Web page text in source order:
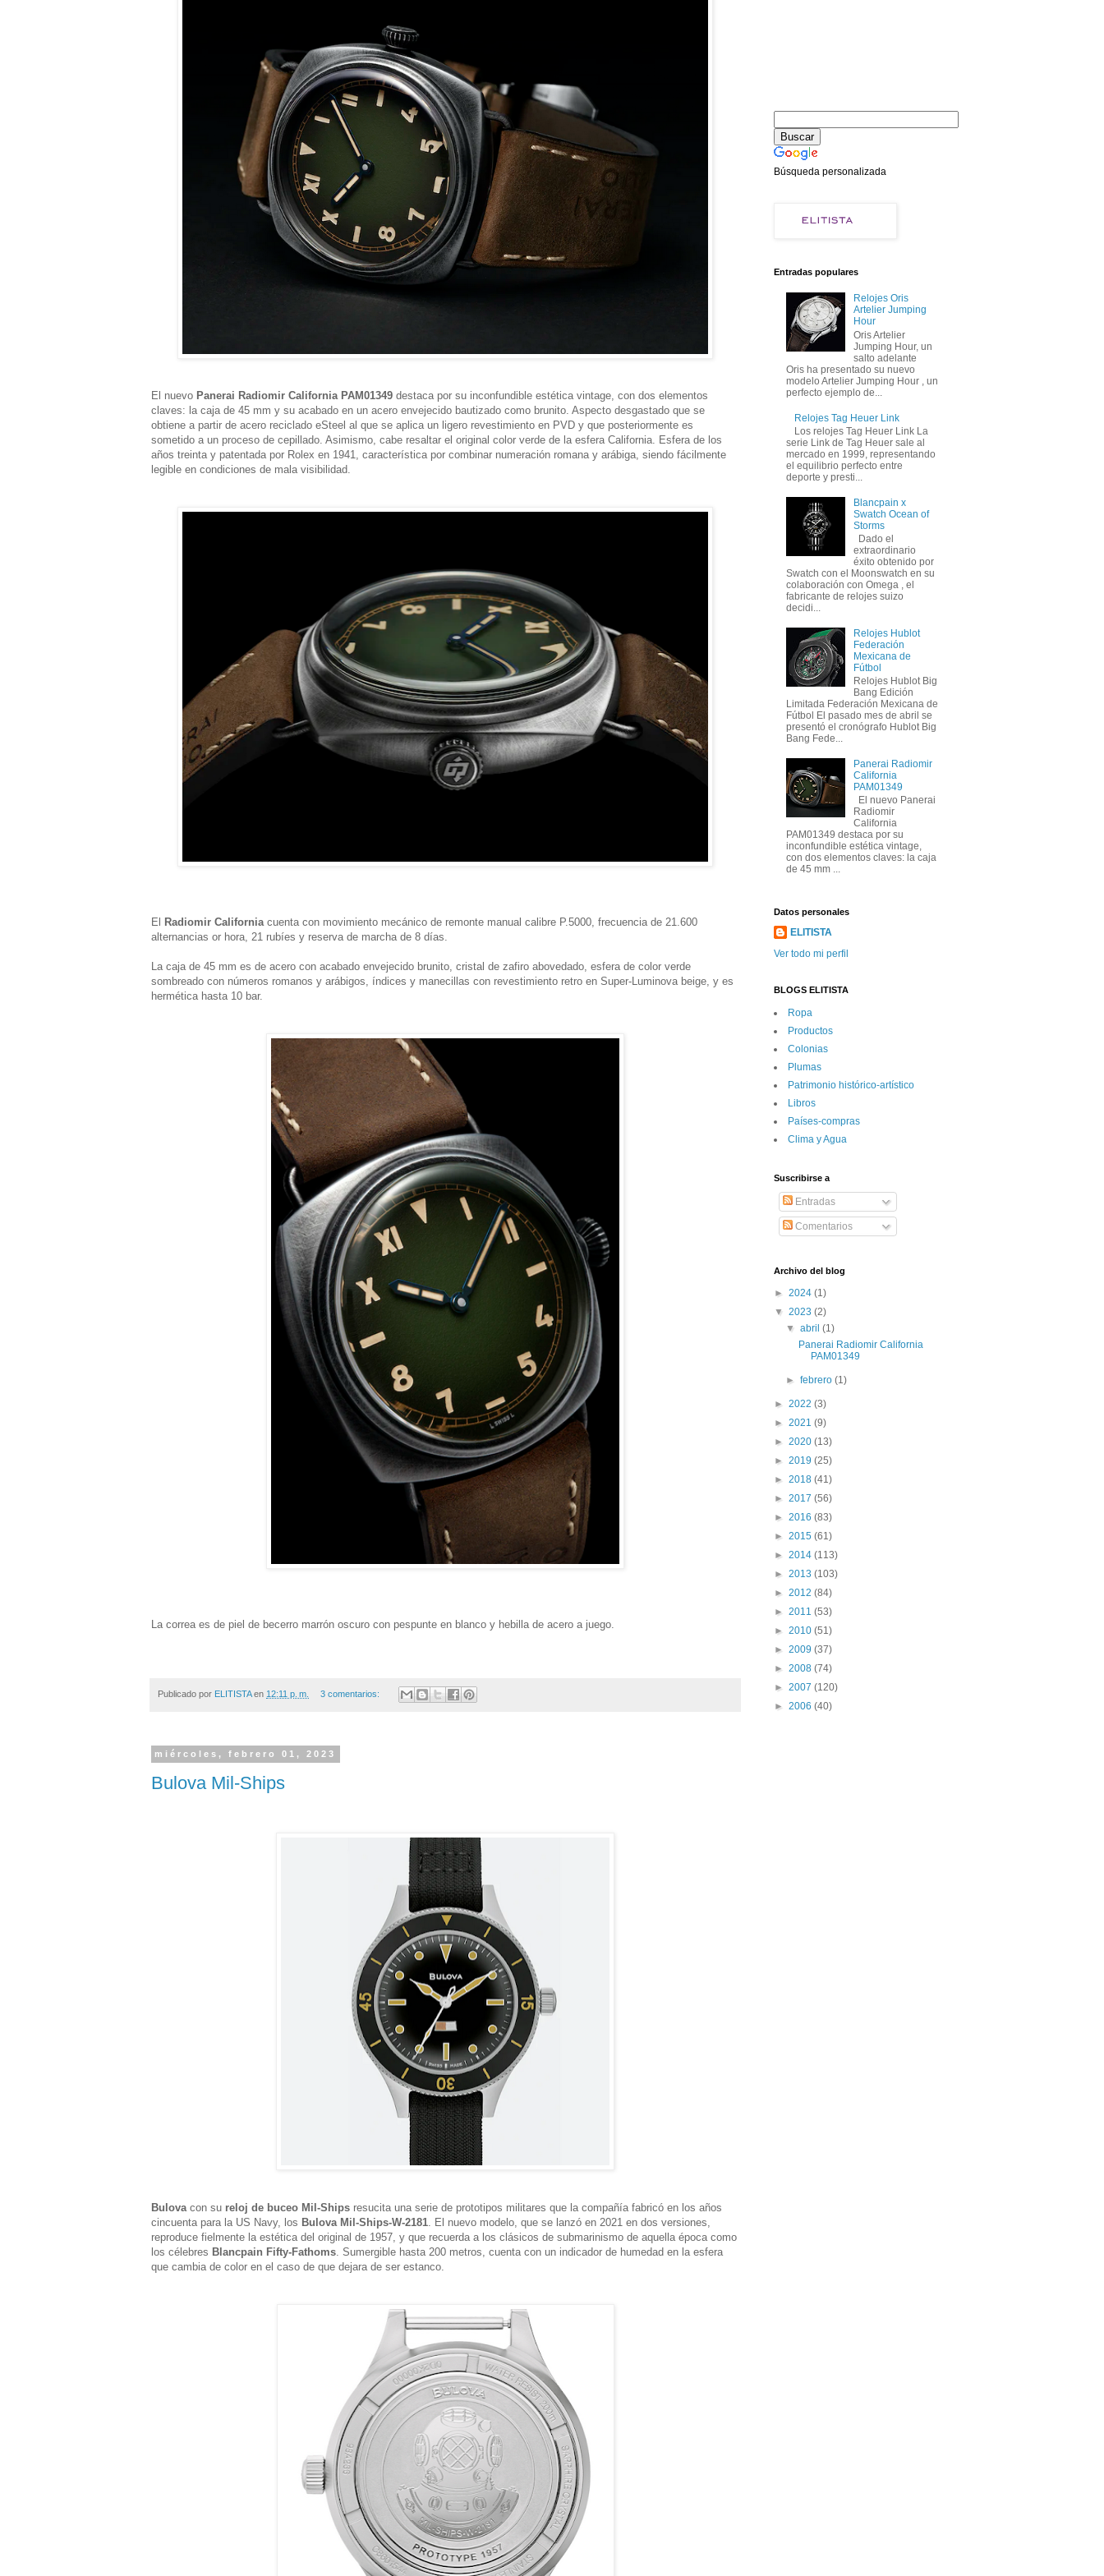
El nuevo Panerai Radiomir California PAM01349 destaca por su inconfundible estética vintage, con dos elementos
claves: la caja de 45 mm y su acabado en un acero envejecido bautizado como brunito. Aspecto desgastado que se
obtiene a partir de acero reciclado eSteel al que se aplica un ligero revestimiento en PVD y que posteriormente es
sometido a un proceso de cepillado. Asimismo, cabe resaltar el original color verde de la esfera California. Esfera de los
años treinta y patentada por Rolex en 1941, característica por combinar numeración romana y arábiga, siendo fácilmente
legible en condiciones de mala visibilidad.
El Radiomir Californiacuenta con movimiento mecánico de remonte manual calibre P.5000, frecuencia de 21.600
alternancias or hora, 21 rubíes y reserva de marcha de 8 días.
La caja de 45 mm es de acero con acabado envejecido brunito, cristal de zafiro abovedado, esfera de color verde
sombreado con números romanos y arábigos, índices y manecillas con revestimiento retro en Super-Luminova beige, y es
hermética hasta 10 bar.
La correa es de piel de becerro marrón oscuro con pespunte en blanco y hebilla de acero a juego.
Publicado por ELITISTA en 12:11 p. m. 3 comentarios:
miércoles, febrero 01, 2023
Bulova Mil-Ships
Bulova con su reloj de buceo Mil-Ships resucita una serie de prototipos militares que la compañía fabricó en los años
cincuenta para la US Navy, los Bulova Mil-Ships-W-2181 . El nuevo modelo, que se lanzó en 2021 en dos versiones,
reproduce fielmente la estética del original de 1957, y que recuerda a los clásicos de submarinismo de aquella época como
los célebres Blancpain Fifty-Fathoms . Sumergible hasta 200 metros, cuenta con un indicador de humedad en la esfera
que cambia de color en el caso de que dejara de ser estanco.
Búsqueda personalizada
Entradas populares
Relojes Oris
Artelier Jumping
Hour
Oris Artelier
Jumping Hour, un
salto adelante
Oris ha presentado su nuevo
modelo Artelier Jumping Hour , un
perfecto ejemplo de...
Relojes Tag Heuer Link
Los relojes Tag Heuer Link La
serie Link de Tag Heuer sale al
mercado en 1999, representando
el equilibrio perfecto entre
deporte y presti...
Blancpain x
Swatch Ocean of
Storms
Dado el
extraordinario
éxito obtenido por
Swatch con el Moonswatch en su
colaboración con Omega , el
fabricante de relojes suizo
decidi...
Relojes Hublot
Federación
Mexicana de
Fútbol
Relojes Hublot Big
Bang Edición
Limitada Federación Mexicana de
Fútbol El pasado mes de abril se
presentó el cronógrafo Hublot Big
Bang Fede...
Panerai Radiomir
California
PAM01349
El nuevo Panerai
Radiomir
California
PAM01349 destaca por su
inconfundible estética vintage,
con dos elementos claves: la caja
de 45 mm ...
Datos personales
ELITISTA
Ver todo mi perfil
BLOGS ELITISTA
Ropa
Productos
Colonias
Plumas
Patrimonio histórico-artí­stico
Libros
Paí­ses-compras
Clima y Agua
Suscribirse a
Entradas
Comentarios
Archivo del blog
► 2024 (1)
▼ 2023 (2)
▼abril(1)
Panerai Radiomir California
PAM01349
►febrero(1)
► 2022 (3)
► 2021 (9)
► 2020 (13)
► 2019 (25)
► 2018 (41)
► 2017 (56)
► 2016 (83)
► 2015 (61)
► 2014 (113)
► 2013 (103)
► 2012 (84)
► 2011 (53)
► 2010 (51)
► 2009 (37)
► 2008 (74)
► 2007 (120)
► 2006 (40)